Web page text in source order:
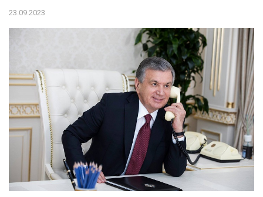
23.09.2023